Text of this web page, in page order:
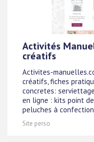
Activités
créatifs
Activites-
créatifs, fiches
concretes:
en ligne : kits point
peluches à
Site perso